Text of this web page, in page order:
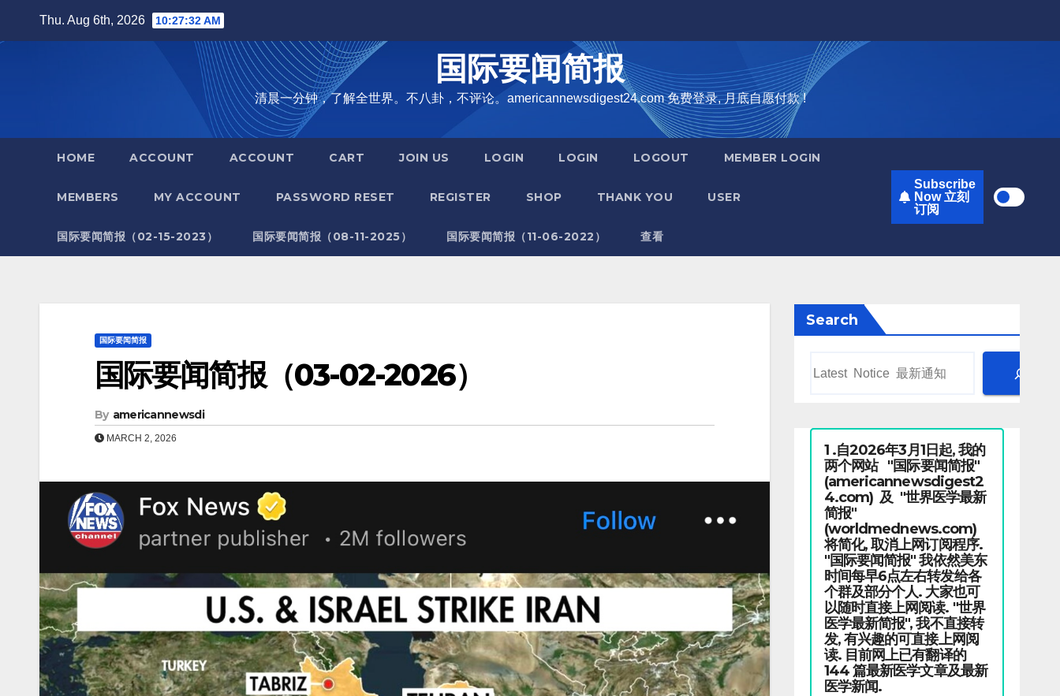
Thu. Aug 6th, 2026 10:27:34 AM
国际要闻简报
清晨一分钟，了解全世界。不八卦，不评论。americannewsdigest24.com 免费登录, 月底自愿付款 !
HOME ACCOUNT ACCOUNT CART JOIN US LOGIN LOGIN LOGOUT MEMBER LOGIN
MEMBERS MY ACCOUNT PASSWORD RESET REGISTER SHOP THANK YOU USER
国际要闻简报（02-15-2023） 国际要闻简报（08-11-2025） 国际要闻简报（11-06-2022） 查看
Subscribe
Now 立刻
订阅
国际要闻简报
国际要闻简报（03-02-2026）
By americannewsdi
MARCH 2, 2026
Search
1 .自2026年3月1日起, 我的
两个网站 "国际要闻简报"
(americannewsdigest2
4.com) 及 "世界医学最新
简报"
(worldmednews.com)
将简化, 取消上网订阅程序.
"国际要闻简报" 我依然美东
时间每早6点左右转发给各
个群及部分个人. 大家也可
以随时直接上网阅读. "世界
医学最新简报", 我不直接转
发, 有兴趣的可直接上网阅
读. 目前网上已有翻译的
144 篇最新医学文章及最新
医学新闻.